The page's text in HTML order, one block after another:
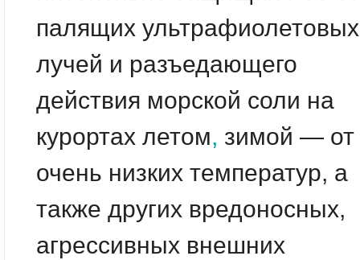
палящих ультрафиолетовых
лучей и разъедающего
действия морской соли на
курортах летом, зимой — от
очень низких температур, а
также других вредоносных,
агрессивных внешних